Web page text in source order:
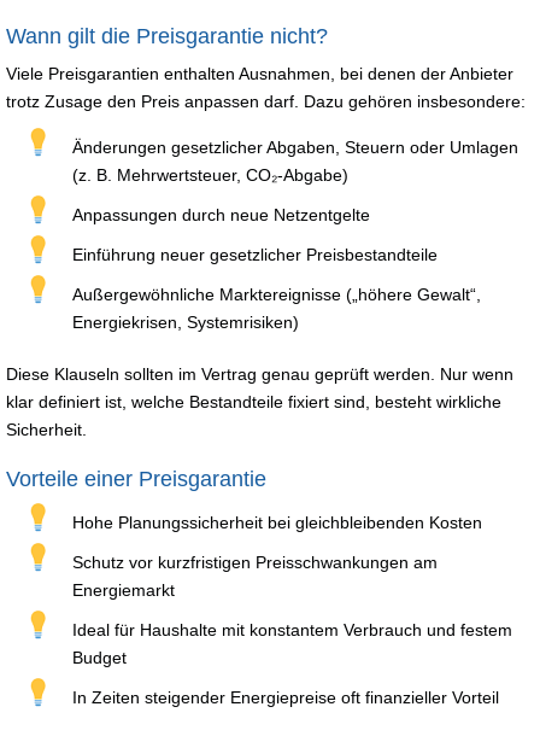
Wann gilt die Preisgarantie nicht?
Viele Preisgarantien enthalten Ausnahmen, bei denen der Anbieter
trotz Zusage den Preis anpassen darf. Dazu gehören insbesondere:
Änderungen gesetzlicher Abgaben, Steuern oder Umlagen
(z. B. Mehrwertsteuer, CO₂-Abgabe)
Anpassungen durch neue Netzentgelte
Einführung neuer gesetzlicher Preisbestandteile
Außergewöhnliche Marktereignisse („höhere Gewalt“,
Energiekrisen, Systemrisiken)
Diese Klauseln sollten im Vertrag genau geprüft werden. Nur wenn
klar definiert ist, welche Bestandteile fixiert sind, besteht wirkliche
Sicherheit.
Vorteile einer Preisgarantie
Hohe Planungssicherheit bei gleichbleibenden Kosten
Schutz vor kurzfristigen Preisschwankungen am
Energiemarkt
Ideal für Haushalte mit konstantem Verbrauch und festem
Budget
In Zeiten steigender Energiepreise oft finanzieller Vorteil